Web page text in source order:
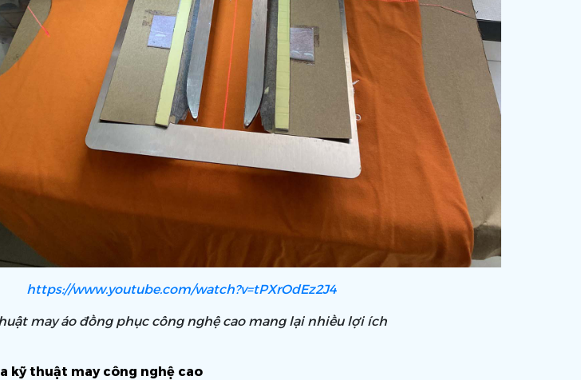
https://www.youtube.com/watch?v=tPXrOdEz2J4
may áo đồng phục công nghệ cao mang lại nhiều lợi ích
kỹ thuật may công nghệ cao